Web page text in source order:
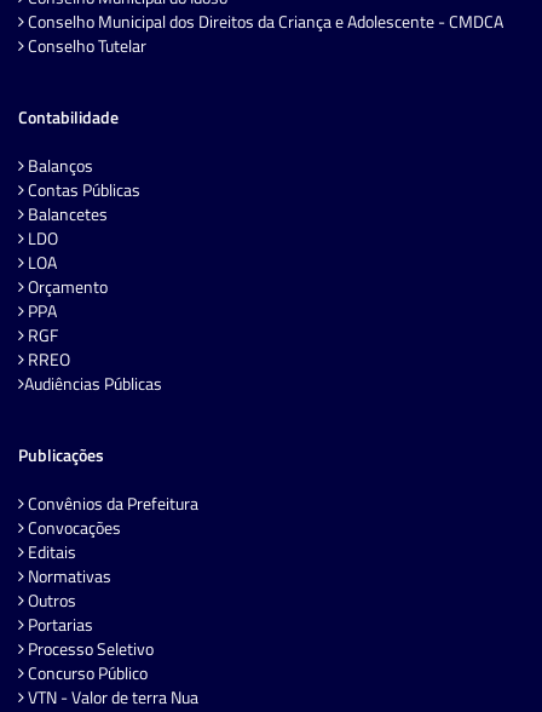
Conselho Municipal dos Direitos da Criança e Adolescente - CMDCA
Conselho Tutelar
Contabilidade
Balanços
Contas Públicas
Balancetes
LDO
LOA
Orçamento
PPA
RGF
RREO
Audiências Públicas
Publicações
Convênios da Prefeitura
Convocações
Editais
Normativas
Outros
Portarias
Processo Seletivo
Concurso Público
VTN - Valor de terra Nua